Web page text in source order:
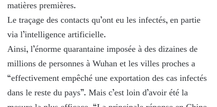
matières premières.
Le traçage des contacts qu’ont eu les infectés, en partie
via l’intelligence artificielle.
Ainsi, l’énorme quarantaine imposée à des dizaines de
millions de personnes à Wuhan et les villes proches a
“effectivement empêché une exportation des cas infectés
dans le reste du pays”. Mais c’est loin d’avoir été la